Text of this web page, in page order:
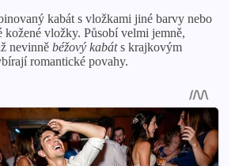
kabát s vložkami jiné barvy nebo
vložky. Působí velmi jemně,
nevinně béžový kabáts krajkovým
romantické povahy.